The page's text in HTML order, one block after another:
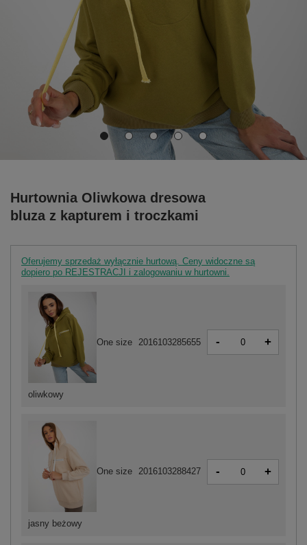
Hurtownia Oliwkowa dresowa
bluza z kapturem i troczkami
Oferujemy sprzedaż wyłącznie hurtową. Ceny widoczne są
dopiero po REJESTRACJI i zalogowaniu w hurtowni.
jasny beżowy
One size 2016103288427 - +
oliwkowy
One size 2016103285655 - +